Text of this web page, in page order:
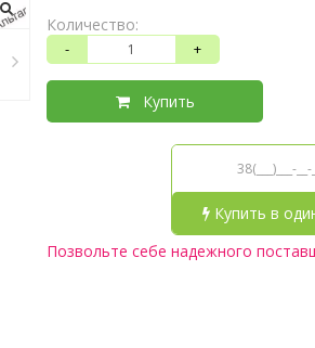
Количество:
- +
Купить
Купить в
Позвольте себе надежного